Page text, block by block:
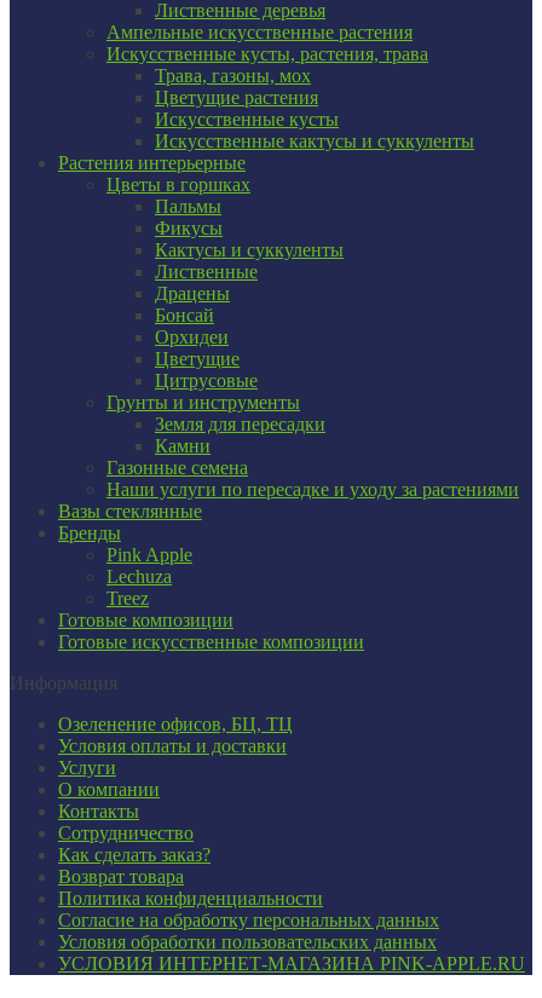
Лиственные деревья
Ампельные искусственные растения
Искусственные кусты, растения, трава
Трава, газоны, мох
Цветущие растения
Искусственные кусты
Искусственные кактусы и суккуленты
Растения интерьерные
Цветы в горшках
Пальмы
Фикусы
Кактусы и суккуленты
Лиственные
Драцены
Бонсай
Орхидеи
Цветущие
Цитрусовые
Грунты и инструменты
Земля для пересадки
Камни
Газонные семена
Наши услуги по пересадке и уходу за растениями
Вазы стеклянные
Бренды
Pink Apple
Lechuza
Treez
Готовые композиции
Готовые искусственные композиции
Информация
Озеленение офисов, БЦ, ТЦ
Условия оплаты и доставки
Услуги
О компании
Контакты
Сотрудничество
Как сделать заказ?
Возврат товара
Политика конфиденциальности
Согласие ​на обработку персональных данных
Условия обработки пользовательских данных
УСЛОВИЯ ИНТЕРНЕТ-МАГАЗИНА PINK-APPLE.RU